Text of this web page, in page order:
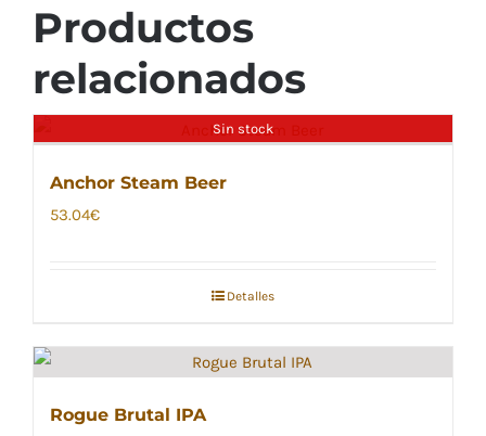
Productos
relacionados
Sin stock
Anchor Steam Beer
53.04€
Detalles
Rogue Brutal IPA